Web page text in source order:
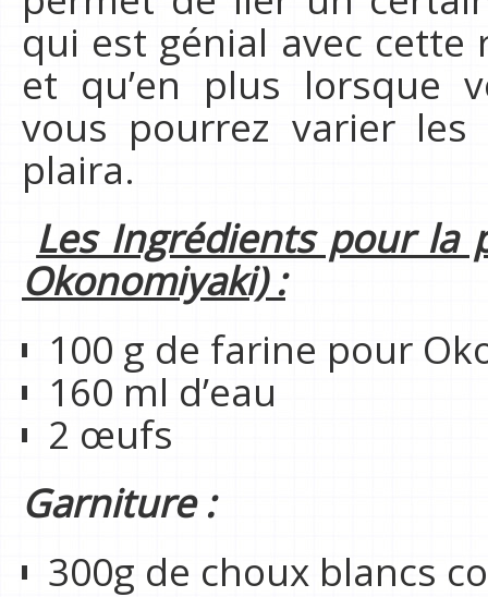
qui est génial avec cette
et qu’en plus lorsque
vous pourrez varier
plaira.
Les Ingrédients pour la
Okonomiyaki) :
100 g de farine pour
160 ml d’eau
2 œufs
Garniture :
300g de choux blancs